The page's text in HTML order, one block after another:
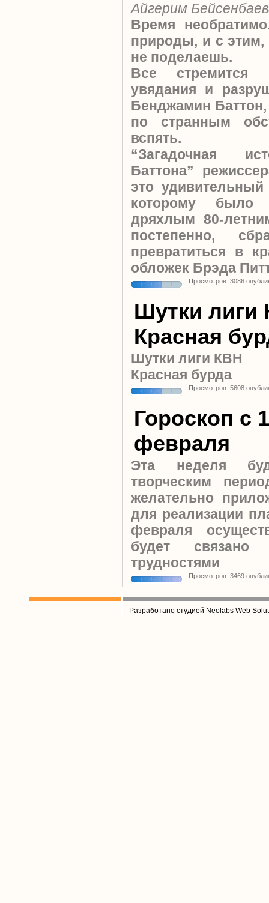
Айгерим
Время
природы, и с этим,
не поделаешь.
Все стремится
увядания и
Бенджамин Баттон,
по странным
вспять.
“Загадочная
Баттона”
это удивительный
которому было
дряхлым 80-
постепенно,
превратиться в
обложек Брэда
Просмотров: 3086
Шутки лиги
Красная
Шутки лиги КВН
Красная бурда
Просмотров: 5608
Гороскоп c
февраля
Эта неделя
творческим
желательно
для реализации
февраля
будет
трудностями
Просмотров: 3469
Разработано студией Neolabs Web